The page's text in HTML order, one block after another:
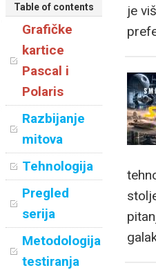
Table of contents
Grafičke
kartice
Pascal i
Polaris
Razbijanje
mitova
Tehnologija
Pregled
serija
Metodologija
testiranja
je